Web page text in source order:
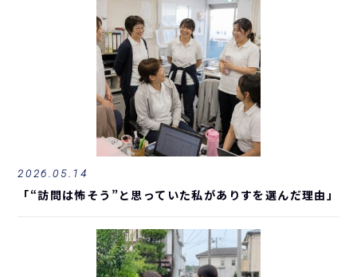
2026.05.14
「“訪問は怖そう”と思っていた私がありすを選んだ理由」